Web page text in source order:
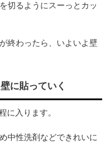
切るようにスーっとカッ
終わったら、いよいよ壁
に貼っていく
に入ります。
中性洗剤などできれいに